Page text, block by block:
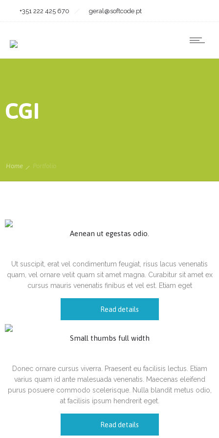
+351 222 425 670 geral@softcode.pt
CGI
Home Portfolio
Aenean ut egestas odio.
Ut suscipit, erat vel condimentum feugiat, risus lacus venenatis
quam, vel ornare velit quam sit amet magna. Curabitur sit amet ex
cursus mauris venenatis finibus et vel est. Etiam eget
Read details
Small thumbs full width
Donec ornare cursus viverra. Praesent eu facilisis lectus. Etiam
varius quam id ante malesuada venenatis. Maecenas eleifend
purus posuere commodo scelerisque. Nulla blandit metus odio,
at facilisis ipsum hendrerit eget.
Read details